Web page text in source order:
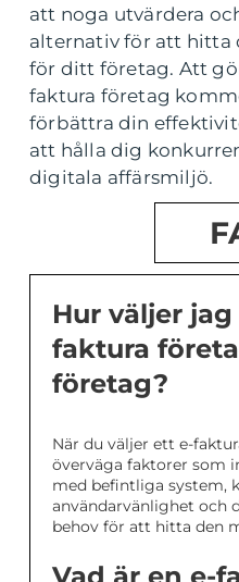
att noga utvärdera
alternativ för att hitta
för ditt företag. Att
faktura företag
förbättra din
att hålla dig
digitala affärsmiljö.
Hur väljer
faktura
företag?
När du väljer ett e-
överväga faktorer som
med befintliga system,
användarvänlighet och
behov för att hitta den